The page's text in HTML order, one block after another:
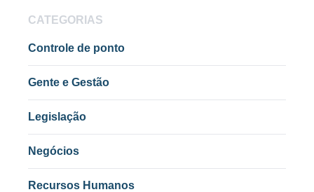
CATEGORIAS
Controle de ponto
Gente e Gestão
Legislação
Negócios
Recursos Humanos